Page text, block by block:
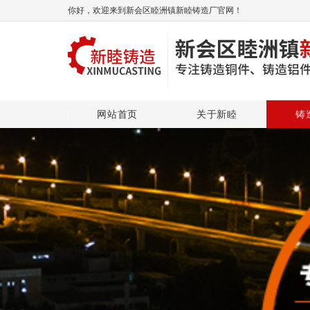
你好，欢迎来到新会区睦洲镇新睦铸造厂官网！
网站首页 关于新睦 铸